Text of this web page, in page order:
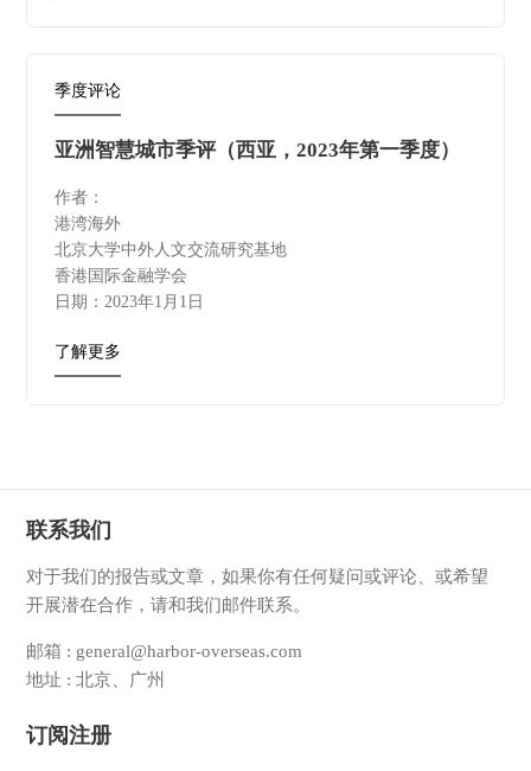
季度评论
亚洲智慧城市季评（西亚，2023年第一季度）
作者：
港湾海外
北京大学中外人文交流研究基地
香港国际金融学会
日期：2023年1月1日
了解更多
联系我们
对于我们的报告或文章，如果你有任何疑问或评论、或希望
开展潜在合作，请和我们邮件联系。
邮箱 : general@harbor-overseas.com
地址 : 北京、广州
订阅注册